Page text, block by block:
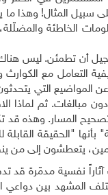
سبيل المثال! وهذا
الخاطئة
أن تطمئن. ليس هناك
التعامل مع الكوارث
المواضيع التي
مبالغات. ثم
المسار. وهذه قد
بأنها "الحقيقة
يتعطشون إلى
نفسية مدمّرة قد
المشهد بين دواعي